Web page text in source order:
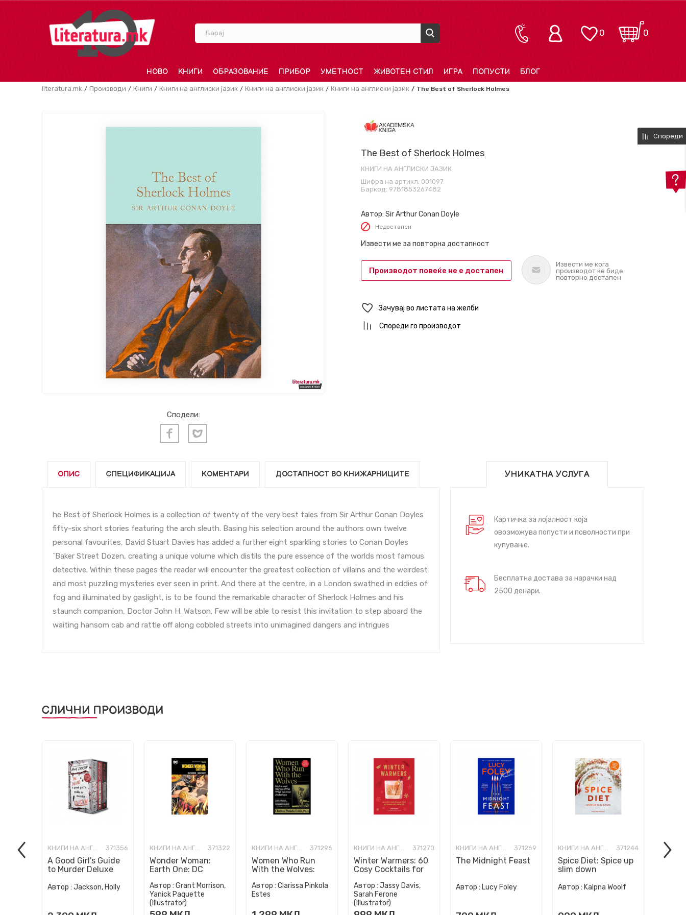
Барај 0
0
НОВО КНИГИ ОБРАЗОВАНИЕ ПРИБОР УМЕТНОСТ ЖИВОТЕН СТИЛ ИГРА ПОПУСТИ БЛОГ
literatura.mk Производи Книги Книги на англиски јазик Книги на англиски јазик Книги на англиски јазик The Best of Sherlock Holmes
Сподели:
The Best of Sherlock Holmes
КНИГИ НА АНГЛИСКИ ЈАЗИК
Шифра на артикл: 001097
Баркод: 9781853267482
Автор: Sir Arthur Conan Doyle
Недостапен
Извести ме за повторна достапност
Производот повеќе не е достапен
Извести ме кога
производот ќе биде
повторно достапен
Зачувај во листата на желби
Спореди го производот
ОПИС СПЕЦИФИКАЦИЈА КОМЕНТАРИ ДОСТАПНОСТ ВО КНИЖАРНИЦИТЕ
he Best of Sherlock Holmes is a collection of twenty of the very best tales from Sir Arthur Conan Doyles
fifty-six short stories featuring the arch sleuth. Basing his selection around the authors own twelve
personal favourites, David Stuart Davies has added a further eight sparkling stories to Conan Doyles
`Baker Street Dozen, creating a unique volume which distils the pure essence of the worlds most famous
detective. Within these pages the reader will encounter the greatest collection of villains and the weirdest
and most puzzling mysteries ever seen in print. And there at the centre, in a London swathed in eddies of
fog and illuminated by gaslight, is to be found the remarkable character of Sherlock Holmes and his
staunch companion, Doctor John H. Watson. Few will be able to resist this invitation to step aboard the
waiting hansom cab and rattle off along cobbled streets into unimagined dangers and intrigues
УНИКАТНА УСЛУГА
Картичка за лојалност која
овозможува попусти и поволности при
купување.
Бесплатна достава за нарачки над
2500 денари.
СЛИЧНИ ПРОИЗВОДИ
КНИГИ НА АНГЛИСКИ ЈАЗИК 371356
A Good Girl's Guide
to Murder Deluxe
Set: Special Deluxe
Автор : Jackson, Holly
КНИГИ НА АНГЛИСКИ ЈАЗИК 371322
Wonder Woman:
Earth One: DC
Edition
Автор : Grant Morrison,
Yanick Paquette
(Illustrator)
КНИГИ НА АНГЛИСКИ ЈАЗИК 371296
Women Who Run
With the Wolves:
the Wild Woman
Archetype
Автор : Clarissa Pinkola
Estes
КНИГИ НА АНГЛИСКИ ЈАЗИК 371270
Winter Warmers: 60
Cosy Cocktails for
Автор : Jassy Davis,
Sarah Ferone
(Illustrator)
КНИГИ НА АНГЛИСКИ ЈАЗИК 371269
The Midnight Feast
Автор : Lucy Foley
КНИГИ НА АНГЛИСКИ ЈАЗИК 371244
Spice Diet: Spice up
slim down
Автор : Kalpna Woolf
How
Спореди